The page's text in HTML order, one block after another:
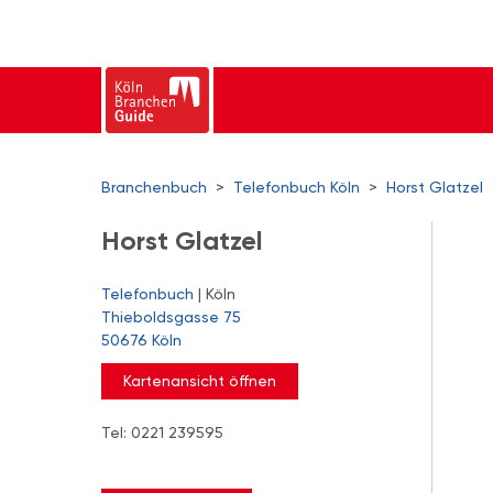
Branchenbuch > Telefonbuch Köln > Horst Glatzel
Horst Glatzel
Telefonbuch | Köln
Thieboldsgasse 75
50676 Köln
Kartenansicht öffnen
Tel: 0221 239595